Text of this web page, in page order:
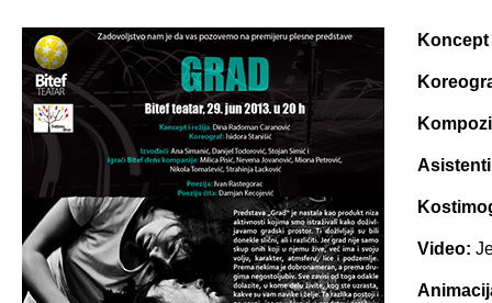
Video: